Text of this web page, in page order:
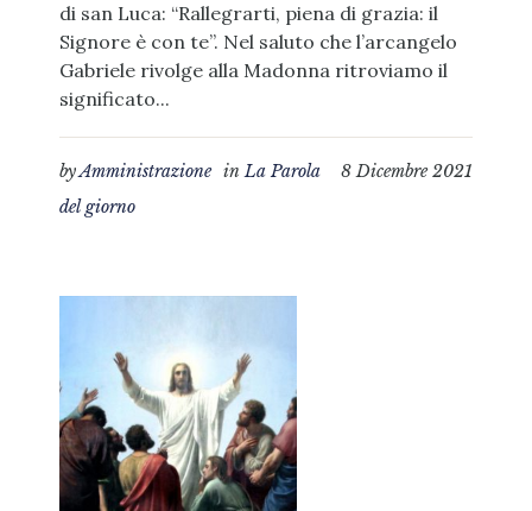
di san Luca: “Rallegrarti, piena di grazia: il
Signore è con te”. Nel saluto che l’arcangelo
Gabriele rivolge alla Madonna ritroviamo il
significato...
8 Dicembre 2021
byAmministrazione inLa Parola
del giorno